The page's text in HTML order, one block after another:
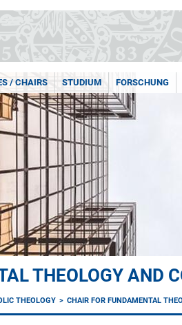
/ CHAIRS STUDIUM FORSCHUNG
THEOLOGY AND
THEOLOGY CHAIR FOR FUNDAMENTAL